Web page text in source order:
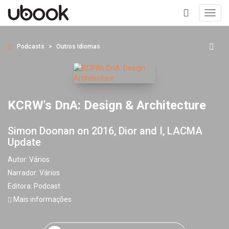
+
Podcasts Outros Idiomas
KCRW's DnA: Design & Architecture
Simon Doonan on 2016, Dior and I, LACMA
Update
Autor: Vários
Narrador: Vários
Editora: Podcast
Mais informações